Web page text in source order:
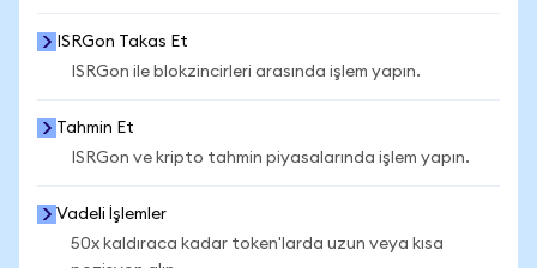
ISRGon Takas Et
ISRGon ile blokzincirleri arasında işlem yapın.
Tahmin Et
ISRGon ve kripto tahmin piyasalarında işlem yapın.
Vadeli İşlemler
50x kaldıraca kadar token'larda uzun veya kısa